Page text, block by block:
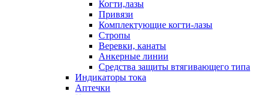
Когти,лазы
Привязи
Комплектующие когти-лазы
Стропы
Веревки, канаты
Анкерные линии
Средства защиты втягивающего типа
Индикаторы тока
Аптечки